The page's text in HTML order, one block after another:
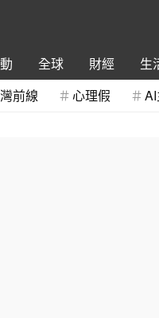
全球 財經 生
前線 心理假